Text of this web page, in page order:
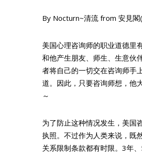
By Nocturn~清流 from 安見閣
美国心理咨询师的职业道德里
和他产生朋友、师生、生意伙
者将自己的一切交在咨询师手
道。因此，只要咨询师想，他
～
为了防止这种情况发生，美国
执照。不过作为人类来说，既
关系限制条款都有时限。3年